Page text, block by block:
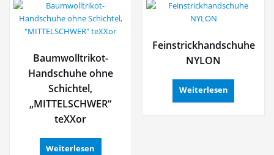
Baumwolltrikot-
Handschuhe ohne
Schichtel,
„MITTELSCHWER“
teXXor
Weiterlesen
Feinstrickhandschuhe
NYLON
Weiterlesen